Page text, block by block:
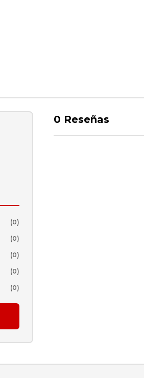
(0)
(0)
(0)
(0)
(0)
0 Reseñas